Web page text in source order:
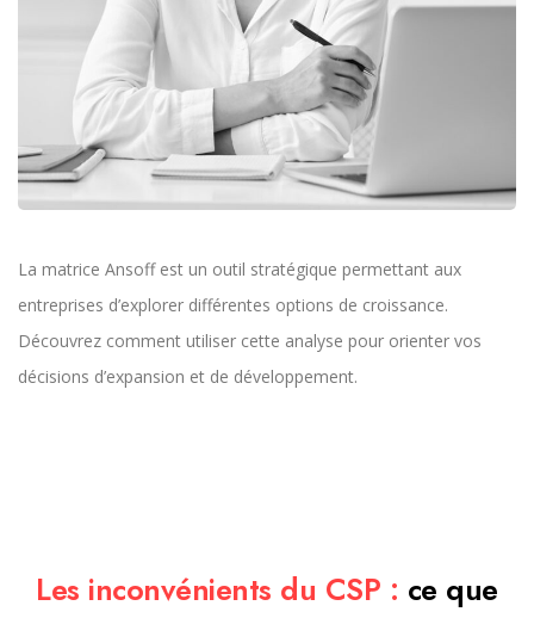
La matrice Ansoff est un outil stratégique permettant aux
entreprises d’explorer différentes options de croissance.
Découvrez comment utiliser cette analyse pour orienter vos
décisions d’expansion et de développement.
Les inconvénients du CSP : ce que